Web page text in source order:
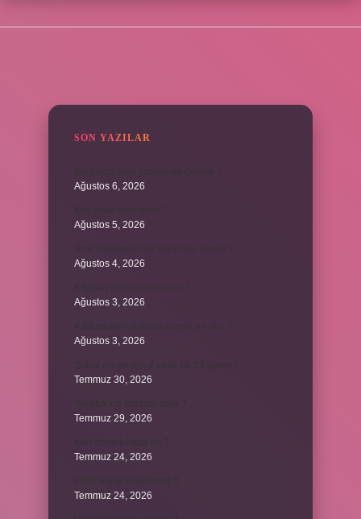
SON YAZILAR
Ağustos 6, 2026
Ağustos 5, 2026
Ağustos 4, 2026
Ağustos 3, 2026
Ağustos 3, 2026
Temmuz 30, 2026
Temmuz 29, 2026
Temmuz 24, 2026
Temmuz 24, 2026